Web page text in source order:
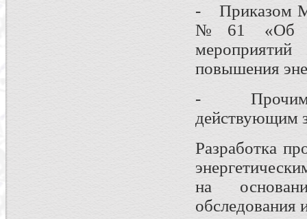
- Приказом
№61 «Об
повышения
- Прочими
действующим
Разработка
на
обследования